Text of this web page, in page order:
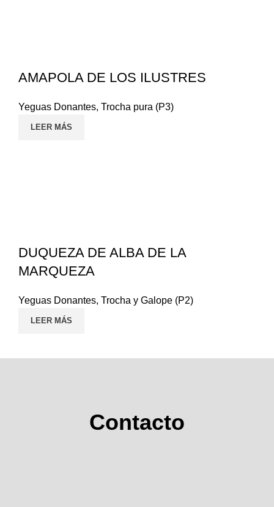
AMAPOLA DE LOS ILUSTRES
Yeguas Donantes, Trocha pura (P3)
LEER MÁS
DUQUEZA DE ALBA DE LA
MARQUEZA
Yeguas Donantes, Trocha y Galope (P2)
LEER MÁS
Contacto